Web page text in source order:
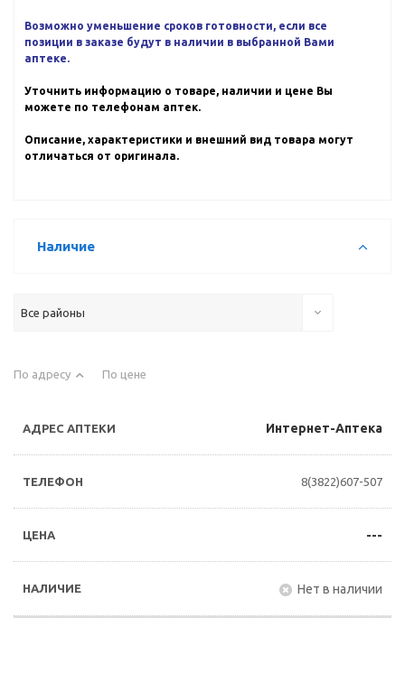
Возможно уменьшение сроков готовности, если все
позиции в заказе будут в наличии в выбранной Вами
аптеке.
Уточнить информацию о товаре, наличии и цене Вы
можете по телефонам аптек.
Описание, характеристики и внешний вид товара могут
отличаться от оригинала.
Наличие
Все районы
По адресу По цене
Интернет-Аптека
8(3822)607-507
---
Нет в наличии